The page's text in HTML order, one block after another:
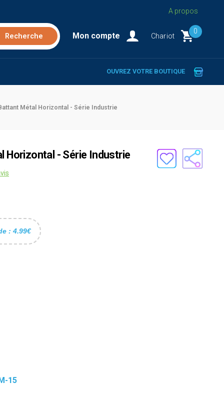
A propos
Mon compte Chariot
0
OUVREZ VOTRE BOUTIQUE
Métal Horizontal - Série Industrie
Horizontal - Série Industrie
: 4.99€
15